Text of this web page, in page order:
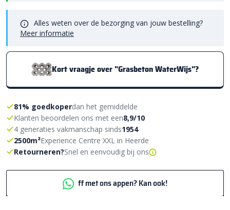
Alles weten over de bezorging van jouw bestelling?
Meer informatie
Kort vraagje over "Grasbeton WaterWijs"?
81% goedkoperdan het gemiddelde
Klanten beoordelen ons met een8,9/10
4 generaties vakmanschap sinds1954
2500m²Experience Centre XXL in Heerde
Retourneren?Snel en eenvoudig bij ons
ff met ons appen? Kan ook!